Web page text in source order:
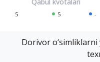
5 5 -
Dorivor